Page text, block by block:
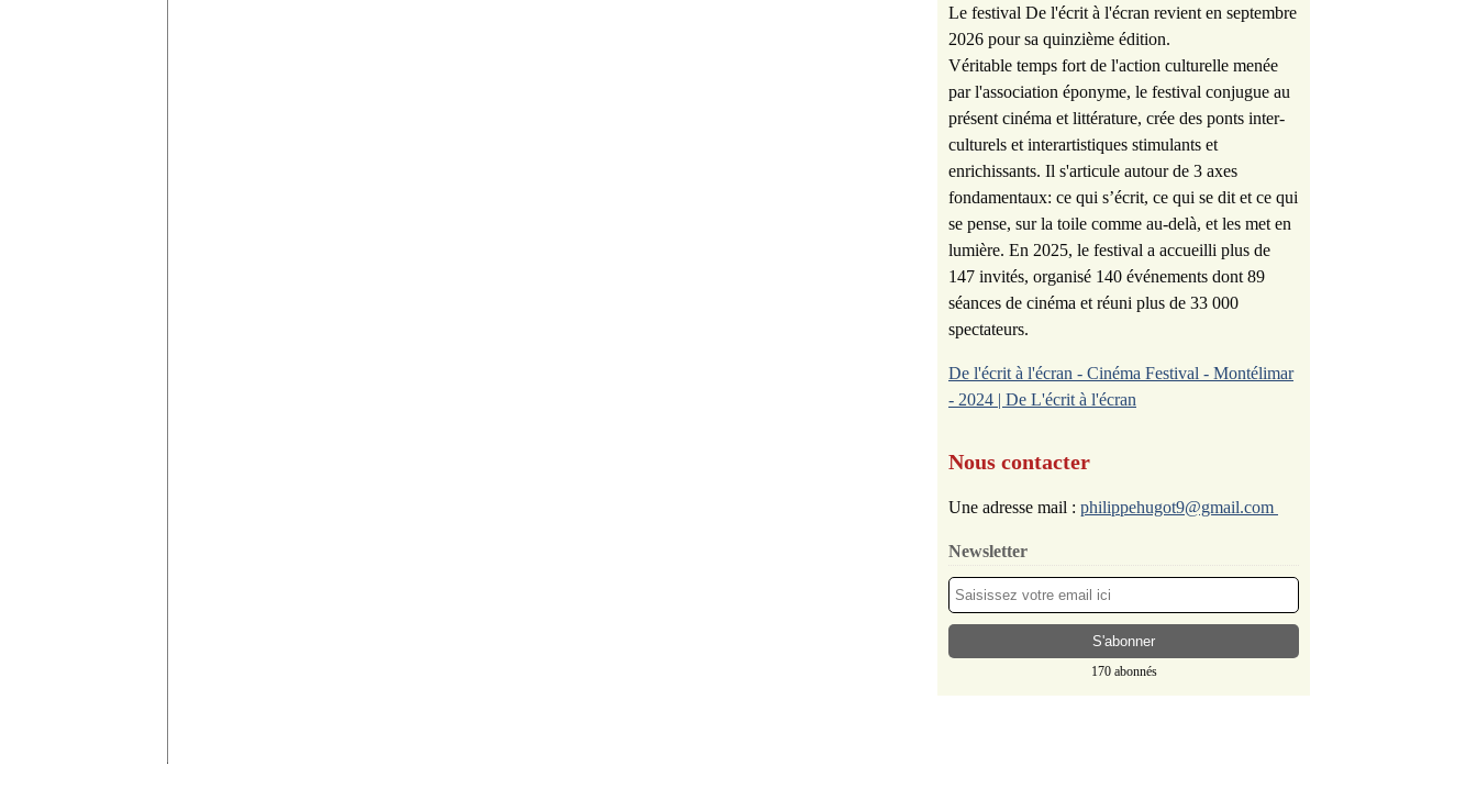
Le festival De l'écrit à l'écran revient en septembre
2026 pour sa quinzième édition.
Véritable temps fort de l'action culturelle menée
par l'association éponyme, le festival conjugue au
présent cinéma et littérature, crée des ponts inter-
culturels et interartistiques stimulants et
enrichissants. Il s'articule autour de 3 axes
fondamentaux: ce qui s’écrit, ce qui se dit et ce qui
se pense, sur la toile comme au-delà, et les met en
lumière. En 2025, le festival a accueilli plus de
147 invités, organisé 140 événements dont 89
séances de cinéma et réuni plus de 33 000
spectateurs.
De l'écrit à l'écran - Cinéma Festival - Montélimar
- 2024 | De L'écrit à l'écran
Nous contacter
Une adresse mail : philippehugot9@gmail.com
Newsletter
170 abonnés